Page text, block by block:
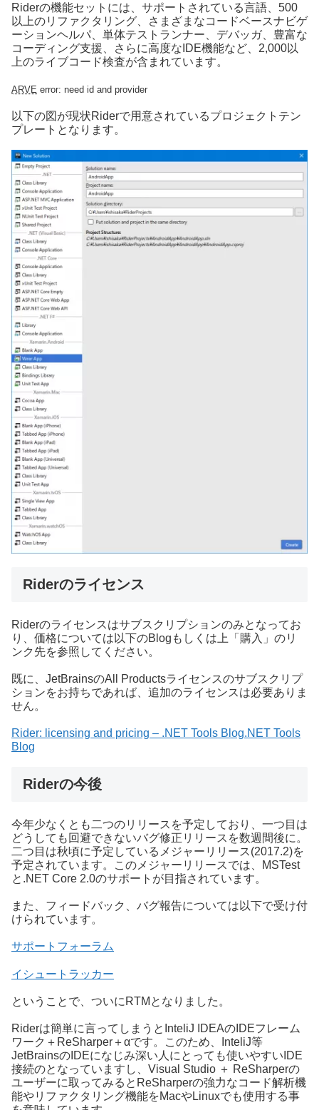
Riderの機能セットには、サポートされている言語、500
以上のリファクタリング、さまざまなコードベースナビゲ
ーションヘルパ、単体テストランナー、デバッガ、豊富な
コーディング支援、さらに高度なIDE機能など、2,000以
上のライブコード検査が含まれています。
ARVE error: need id and provider
以下の図が現状Riderで用意されているプロジェクトテン
プレートとなります。
Riderのライセンス
Riderのライセンスはサブスクリプションのみとなってお
り、価格については以下のBlogもしくは上「購入」のリ
ンク先を参照してください。
既に、JetBrainsのAll Productsライセンスのサブスクリプ
ションをお持ちであれば、追加のライセンスは必要ありま
せん。
Rider: licensing and pricing – .NET Tools Blog.NET Tools
Blog
Riderの今後
今年少なくとも二つのリリースを予定しており、一つ目は
どうしても回避できないバグ修正リリースを数週間後に。
二つ目は秋頃に予定しているメジャーリリース(2017.2)を
予定されています。このメジャーリリースでは、MSTest
と.NET Core 2.0のサポートが目指されています。
また、フィードバック、バグ報告については以下で受け付
けられています。
サポートフォーラム
イシュートラッカー
ということで、ついにRTMとなりました。
Riderは簡単に言ってしまうとInteliJ IDEAのIDEフレーム
ワーク＋ReSharper＋αです。このため、InteliJ等
JetBrainsのIDEになじみ深い人にとっても使いやすいIDE
接続のとなっていますし、Visual Studio ＋ ReSharperの
ユーザーに取ってみるとReSharperの強力なコード解析機
能やリファクタリング機能をMacやLinuxでも使用する事